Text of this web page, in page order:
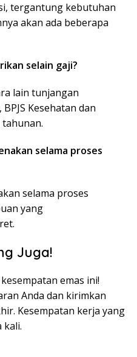
tergantung kebutuhan
akan ada beberapa
selain gaji?
lain tunjangan
Kesehatan dan
selama proses
selama proses
yang
Juga!
emas ini!
Anda dan kirimkan
Kesempatan kerja yang
kali.